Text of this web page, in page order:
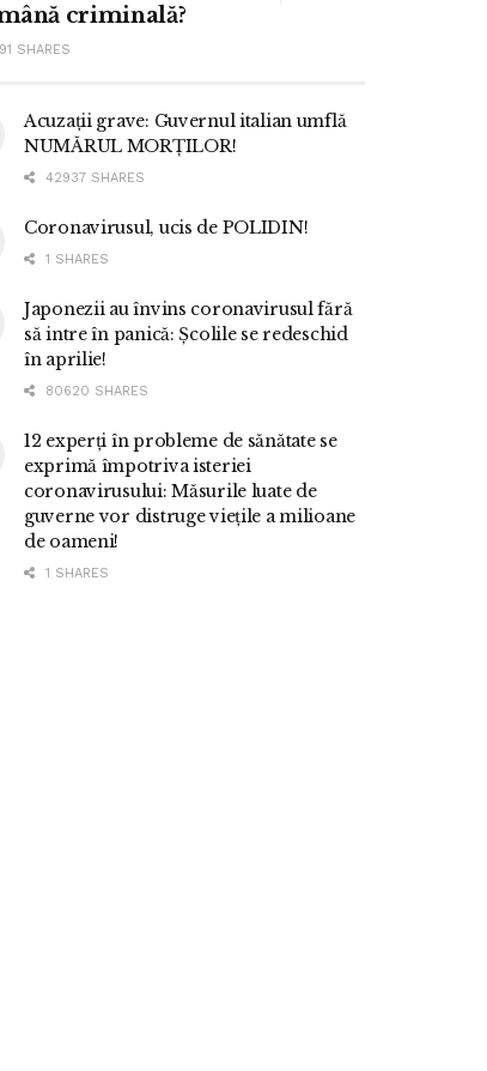
criminală?
SHARES
Acuzații grave: Guvernul italian umflă
NUMĂRUL MORȚILOR!
42937 SHARES
Coronavirusul, ucis de POLIDIN!
1 SHARES
Japonezii au învins coronavirusul fără
să intre în panică: Școlile se redeschid
în aprilie!
80620 SHARES
12 experți în probleme de sănătate se
exprimă împotriva isteriei
coronavirusului: Măsurile luate de
guverne vor distruge viețile a milioane
de oameni!
1 SHARES